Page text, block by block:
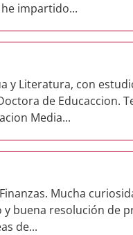
impartido...
y Literatura, con
de Educaccion.
Media...
Mucha
buena resolución de
de...